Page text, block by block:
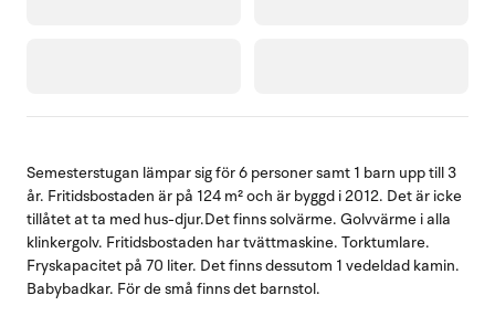
Semesterstugan lämpar sig för 6 personer samt 1 barn upp till 3
år. Fritidsbostaden är på 124 m² och är byggd i 2012. Det är icke
tillåtet at ta med hus-djur.Det finns solvärme. Golvvärme i alla
klinkergolv. Fritidsbostaden har tvättmaskine. Torktumlare.
Fryskapacitet på 70 liter. Det finns dessutom 1 vedeldad kamin.
Babybadkar. För de små finns det barnstol.